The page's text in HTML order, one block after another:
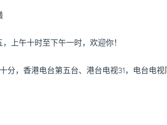
上午十时至下午一时，欢迎你！
分，香港电台第五台、港台电视31，电台电视